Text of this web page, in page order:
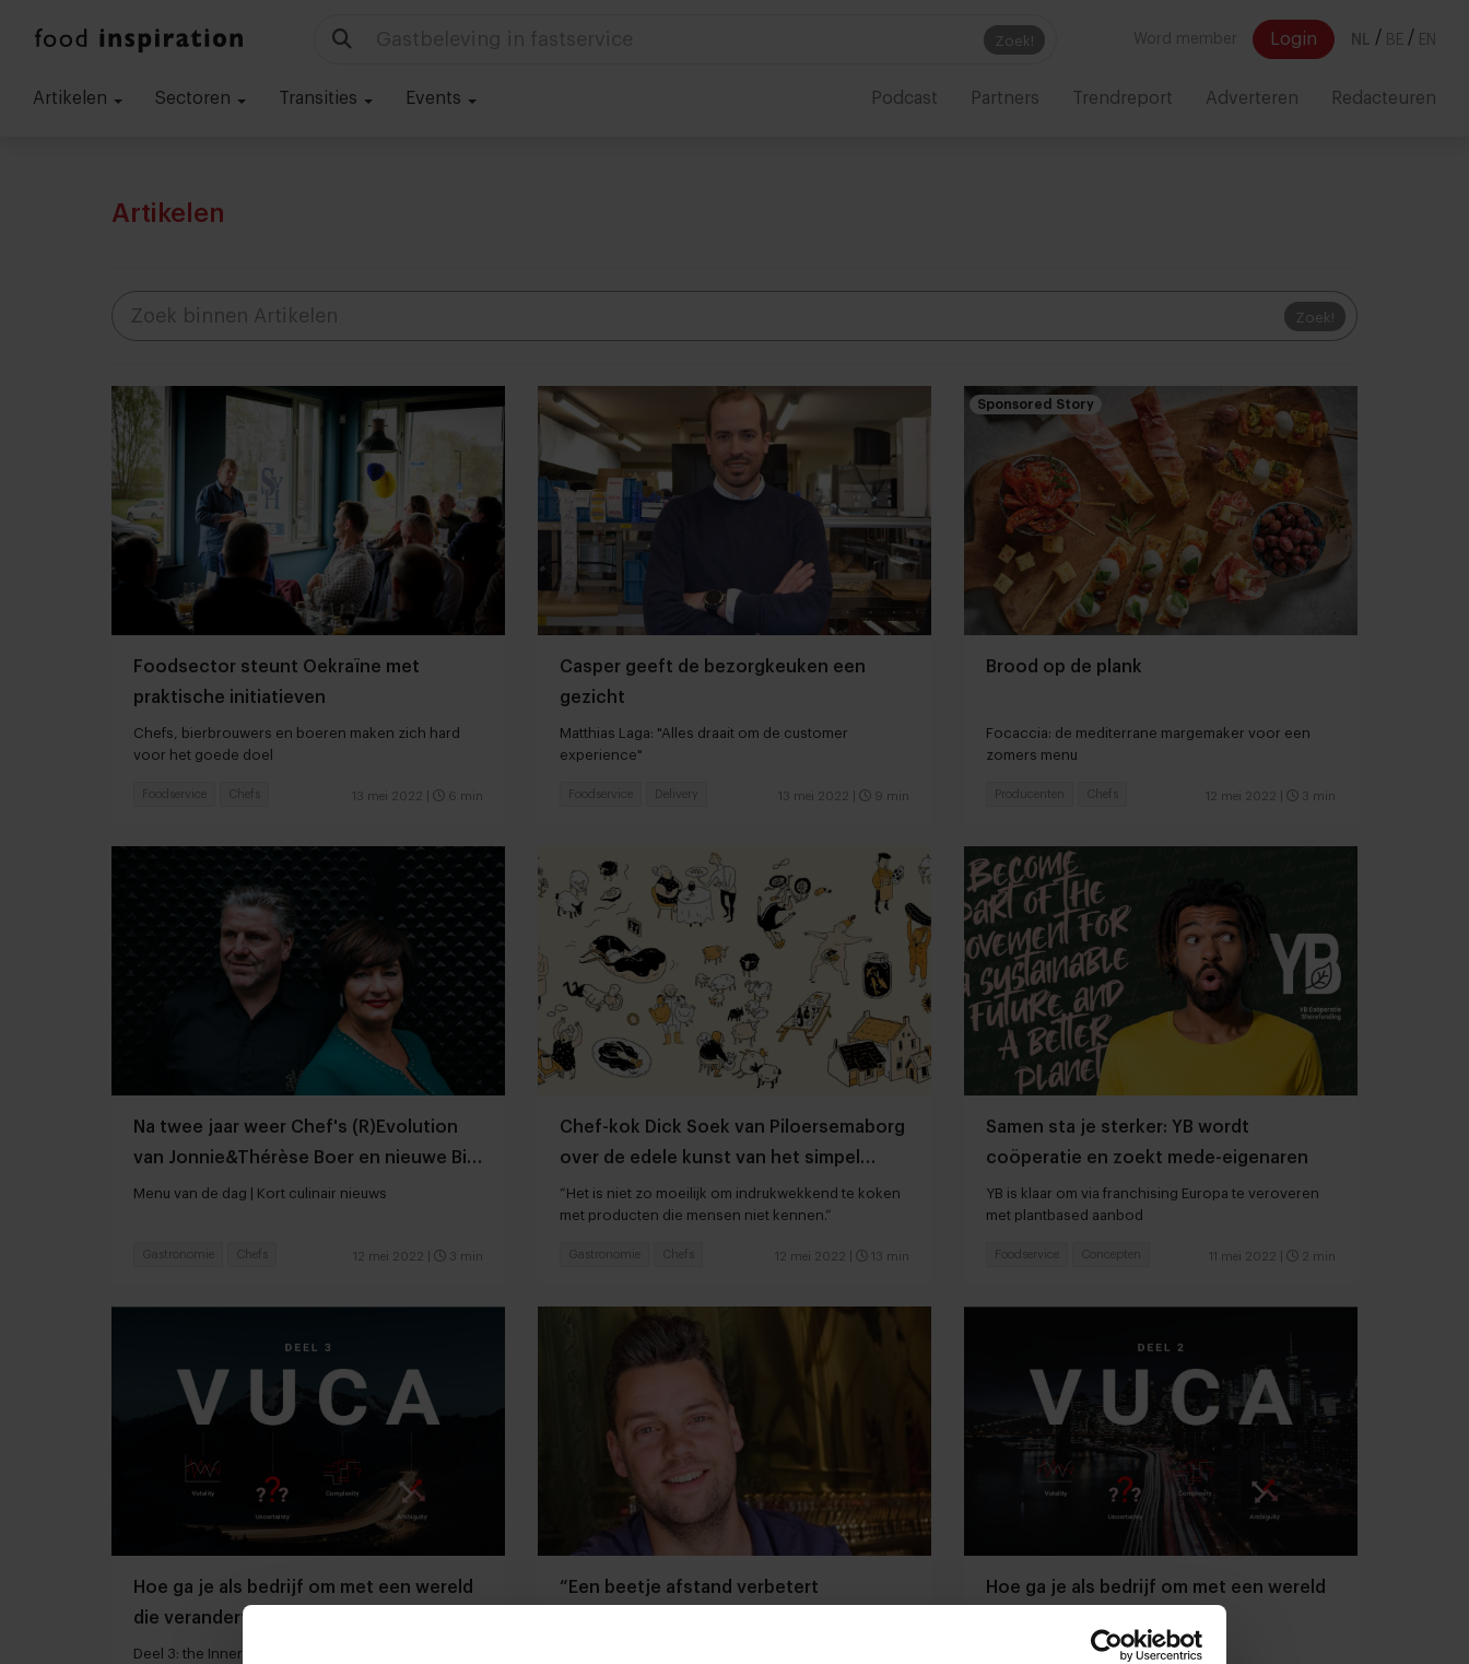
Zoek!
Gastbeleving in fastservice Word member Login NL / BE / EN
Artikelen Sectoren Transities Events Podcast Partners Trendreport Adverteren Redacteuren
Artikelen
Zoek!
Foodsector steunt Oekraïne met
praktische initiatieven
Chefs, bierbrouwers en boeren maken zich hard
voor het goede doel
13 mei 2022 6 min
Foodservice Chefs
Casper geeft de bezorgkeuken een
gezicht
Matthias Laga: "Alles draait om de customer
experience"
13 mei 2022 9 min
Foodservice Delivery
Sponsored Story
Brood op de plank
Focaccia: de mediterrane margemaker voor een
zomers menu
12 mei 2022 3 min
Producenten Chefs
Na twee jaar weer Chef's (R)Evolution
van Jonnie&Thérèse Boer en nieuwe Bib
Gourmands uitgereikt
Menu van de dag | Kort culinair nieuws
12 mei 2022 3 min
Gastronomie Chefs
Chef-kok Dick Soek van Piloersemaborg
over de edele kunst van het simpel
koken
“Het is niet zo moeilijk om indrukwekkend te koken
met producten die mensen niet kennen.”
12 mei 2022 13 min
Gastronomie Chefs
Samen sta je sterker: YB wordt
coöperatie en zoekt mede-eigenaren
YB is klaar om via franchising Europa te veroveren
met plantbased aanbod
11 mei 2022 2 min
Foodservice Concepten
Hoe ga je als bedrijf om met een wereld
die verandert?
Deel 3: the Inner Development Goals
“Een beetje afstand verbetert
Hoe ga je als bedrijf om met een wereld
Deel 2: Modellen van verandering